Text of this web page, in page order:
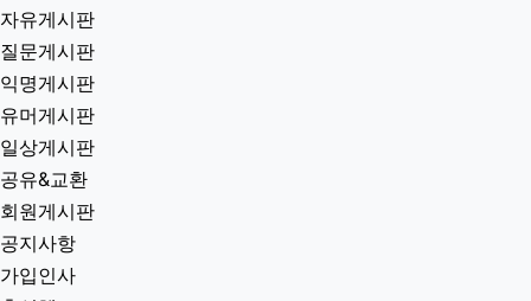
자유게시판
질문게시판
익명게시판
유머게시판
일상게시판
공유&교환
회원게시판
공지사항
가입인사